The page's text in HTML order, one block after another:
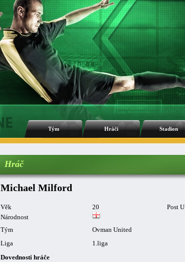
Tým Hráči Stadion
Hráč
Michael Milford
Věk 20
Post U
Národnost
Tým
Ovman United
Liga
1.liga
Dovednosti hráče